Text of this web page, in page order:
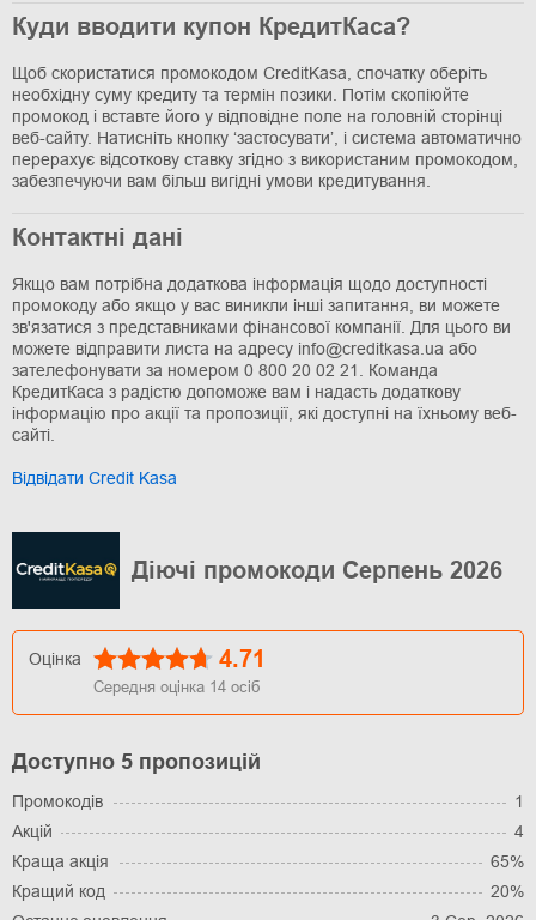
Куди вводити купон КредитКаса?
Щоб скористатися промокодом CreditKasa, спочатку оберіть
необхідну суму кредиту та термін позики. Потім скопіюйте
промокод і вставте його у відповідне поле на головній сторінці
веб-сайту. Натисніть кнопку ‘застосувати’, і система автоматично
перерахує відсоткову ставку згідно з використаним промокодом,
забезпечуючи вам більш вигідні умови кредитування.
Контактні дані
Якщо вам потрібна додаткова інформація щодо доступності
промокоду або якщо у вас виникли інші запитання, ви можете
зв'язатися з представниками фінансової компанії. Для цього ви
можете відправити листа на адресу info@creditkasa.ua або
зателефонувати за номером 0 800 20 02 21. Команда
КредитКаса з радістю допоможе вам і надасть додаткову
інформацію про акції та пропозиції, які доступні на їхньому веб-
сайті.
Відвідати Credit Kasa
Діючі промокоди Серпень 2026
Оцінка 4.71
Середня оцінка 14 осіб
Доступно 5 пропозицій
Промокодів
1
Акцій
4
Краща акція
65%
Кращий код
20%